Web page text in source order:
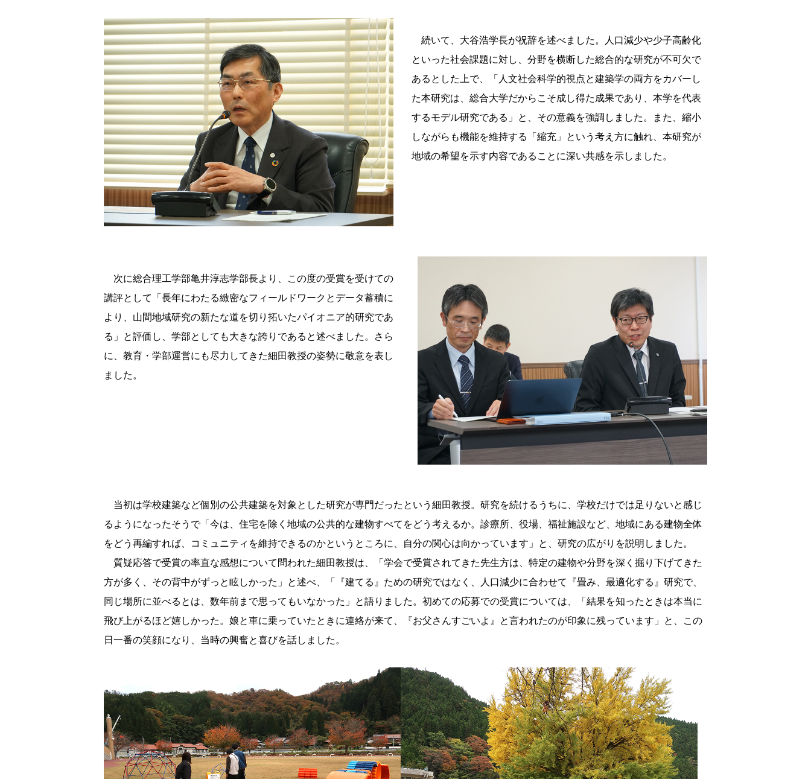
続いて、大谷浩学長が祝辞を述べました。人口減少や少子高齢化
といった社会課題に対し、分野を横断した総合的な研究が不可欠で
あるとした上で、「人文社会科学的視点と建築学の両方をカバーし
た本研究は、総合大学だからこそ成し得た成果であり、本学を代表
するモデル研究である」と、その意義を強調しました。また、縮小
しながらも機能を維持する「縮充」という考え方に触れ、本研究が
地域の希望を示す内容であることに深い共感を示しました。
次に総合理工学部亀井淳志学部長より、この度の受賞を受けての
講評として「長年にわたる緻密なフィールドワークとデータ蓄積に
より、山間地域研究の新たな道を切り拓いたパイオニア的研究であ
る」と評価し、学部としても大きな誇りであると述べました。さら
に、教育・学部運営にも尽力してきた細田教授の姿勢に敬意を表し
ました。
当初は学校建築など個別の公共建築を対象とした研究が専門だったという細田教授。研究を続けるうちに、学校だけでは足りないと感じ
るようになったそうで「今は、住宅を除く地域の公共的な建物すべてをどう考えるか。診療所、役場、福祉施設など、地域にある建物全体
をどう再編すれば、コミュニティを維持できるのかというところに、自分の関心は向かっています」と、研究の広がりを説明しました。
質疑応答で受賞の率直な感想について問われた細田教授は、「学会で受賞されてきた先生方は、特定の建物や分野を深く掘り下げてきた
方が多く、その背中がずっと眩しかった」と述べ、「『建てる』ための研究ではなく、人口減少に合わせて『畳み、最適化する』研究で、
同じ場所に並べるとは、数年前まで思ってもいなかった」と語りました。初めての応募での受賞については、「結果を知ったときは本当に
飛び上がるほど嬉しかった。娘と車に乗っていたときに連絡が来て、『お父さんすごいよ』と言われたのが印象に残っています」と、この
日一番の笑顔になり、当時の興奮と喜びを話しました。